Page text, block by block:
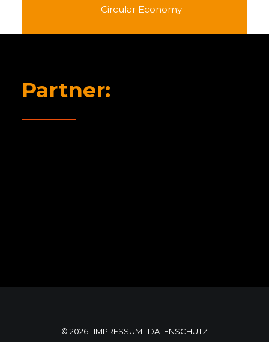
Circular Economy
Partner:
© 2026 | IMPRESSUM | DATENSCHUTZ